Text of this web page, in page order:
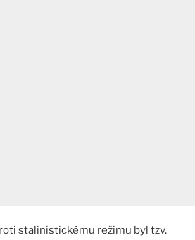
stalinistickému režimu byl tzv.